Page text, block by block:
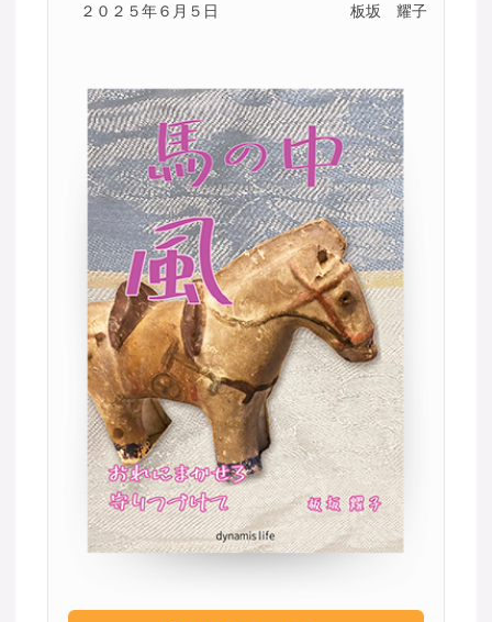
２０２５年６月５日 板坂 耀子